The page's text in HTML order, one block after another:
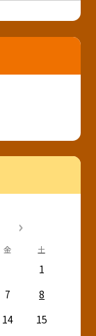
金 土
1
7
8
14
15